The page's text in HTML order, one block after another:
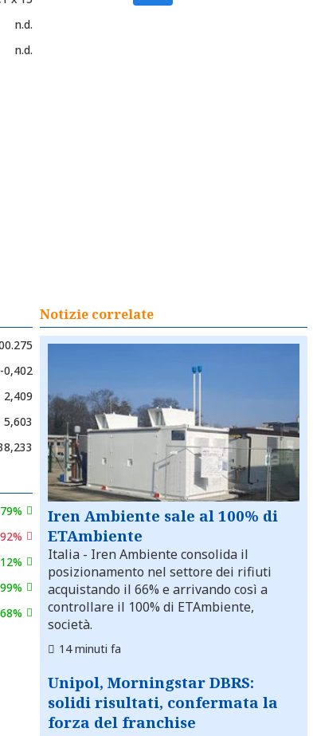
n.d.
n.d.
-0,402
2,409
5,603
Notizie correlate
Iren Ambiente sale al 100% di
ETAmbiente
Italia - Iren Ambiente consolida il
posizionamento nel settore dei rifiuti
acquistando il 66% e arrivando così a
controllare il 100% di ETAmbiente,
società.
14 minuti fa
Unipol, Morningstar DBRS:
solidi risultati, confermata la
forza del franchise